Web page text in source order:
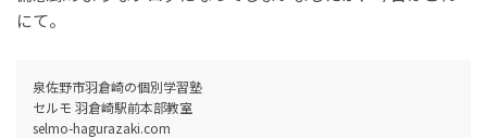
にて。
泉佐野市羽倉崎の個別学習塾
セルモ 羽倉崎駅前本部教室
selmo-hagurazaki.com